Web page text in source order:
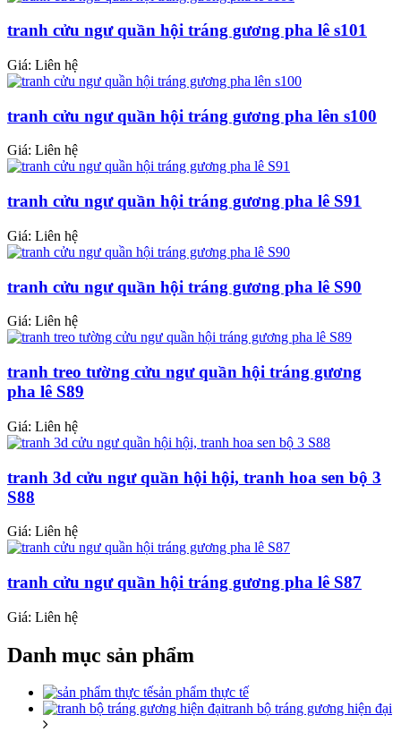
tranh cửu ngư quần hội tráng gương pha lê s101
Giá: Liên hệ
tranh cửu ngư quần hội tráng gương pha lên s100
Giá: Liên hệ
tranh cửu ngư quần hội tráng gương pha lê S91
Giá: Liên hệ
tranh cửu ngư quần hội tráng gương pha lê S90
Giá: Liên hệ
tranh treo tường cửu ngư quần hội tráng gương
pha lê S89
Giá: Liên hệ
tranh 3d cửu ngư quần hội hội, tranh hoa sen bộ 3
S88
Giá: Liên hệ
tranh cửu ngư quần hội tráng gương pha lê S87
Giá: Liên hệ
Danh mục sản phẩm
sản phẩm thực tế
tranh bộ tráng gương hiện đại